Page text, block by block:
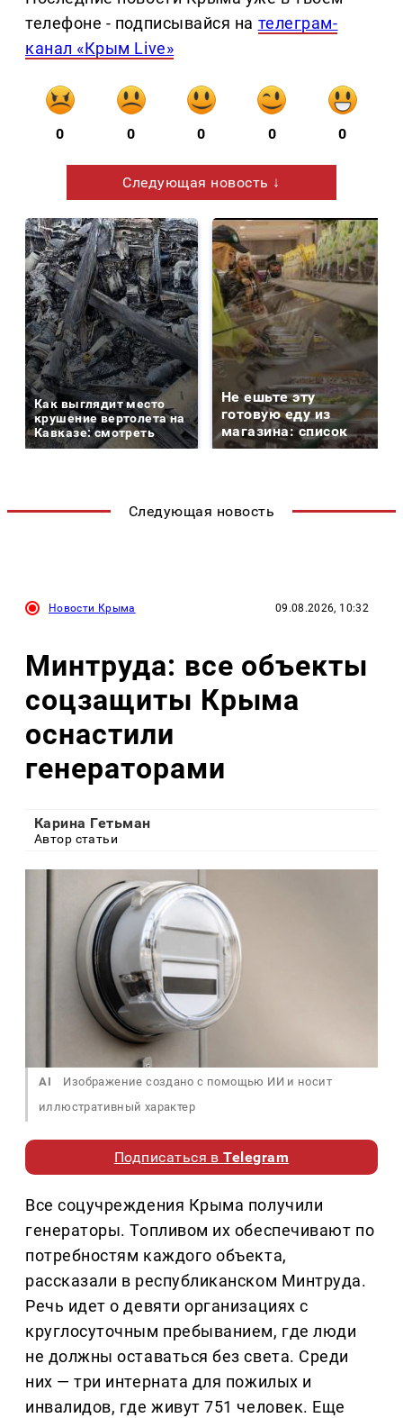
телефоне - подписывайся на телеграм-
канал «Крым Live»
0 0 0 0 0
Следующая новость ↓
Как выглядит место
крушение вертолета на
Кавказе: смотреть
Не ешьте эту
готовую еду из
магазина: список
Следующая новость
Новости Крыма 09.08.2026, 10:32
Минтруда: все объекты
соцзащиты Крыма
оснастили
генераторами
Карина Гетьман
Автор статьи
AI
Изображение создано с помощью ИИ и носит
иллюстративный характер
Подписаться вTelegram
Все соцучреждения Крыма получили
генераторы. Топливом их обеспечивают по
потребностям каждого объекта,
рассказали в республиканском Минтруда.
Речь идет о девяти организациях с
круглосуточным пребыванием, где люди
не должны оставаться без света. Среди
них — три интерната для пожилых и
инвалидов, где живут 751 человек. Еще